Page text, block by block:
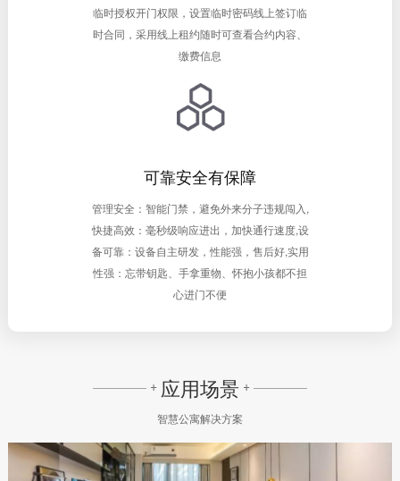
临时授权开门权限，设置临时密码线上签订临
时合同，采用线上租约随时可查看合约内容、
缴费信息
可靠安全有保障
管理安全：智能门禁，避免外来分子违规闯入,
快捷高效：毫秒级响应进出，加快通行速度,设
备可靠：设备自主研发，性能强，售后好,实用
性强：忘带钥匙、手拿重物、怀抱小孩都不担
心进门不便
+ 应用场景 +
智慧公寓解决方案